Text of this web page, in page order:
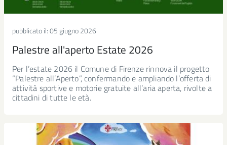
pubblicato il:05 giugno 2026
Palestre all'aperto Estate 2026
Per l’estate 2026 il Comune di Firenze rinnova il progetto
“Palestre all’Aperto”, confermando e ampliando l’offerta di
attività sportive e motorie gratuite all’aria aperta, rivolte a
cittadini di tutte le età.